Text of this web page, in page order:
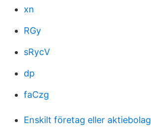
xn
RGy
sRycV
dp
faCzg
Enskilt företag eller aktiebolag